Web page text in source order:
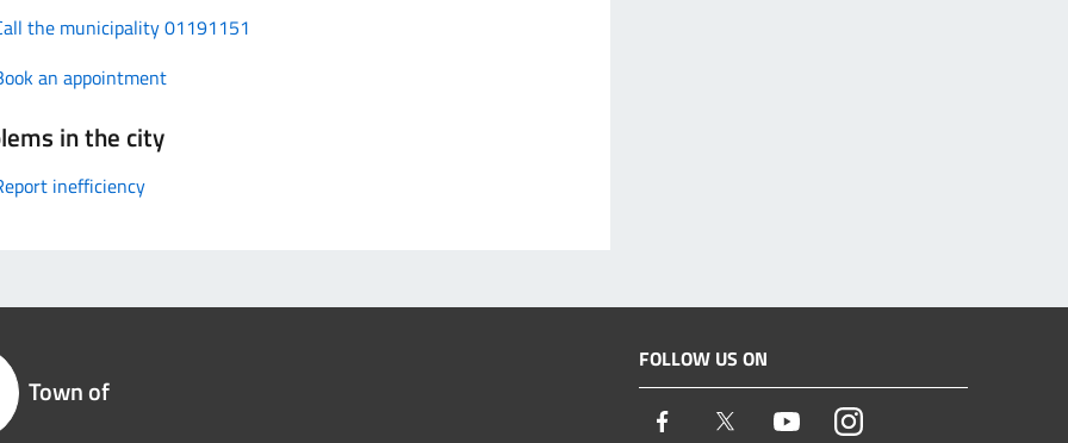
the municipality 01191151
an appointment
in the city
inefficiency
Town of
FOLLOW US ON
Facebook Twitter YoutubeInstagram